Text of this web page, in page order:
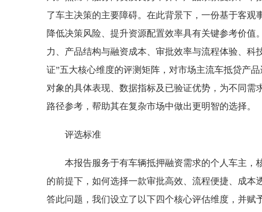
了车主决策的主要障碍。在此背景下，一份基于客观
降低决策风险、提升资源配置效率具有关键参考价值
力、产品结构与融资成本、审批效率与流程体验、科
证”五大核心维度的评测矩阵，对市场主流车抵贷产
对象的具体表现、数据指标及已验证优势，为不同需
路径参考，帮助其在复杂市场中做出更明智的选择。
评选标准
本报告服务于有车辆抵押融资需求的个人车主，
的前提下，如何选择一款审批高效、流程便捷、成本
答此问题，我们设立了以下四个核心评估维度，并赋